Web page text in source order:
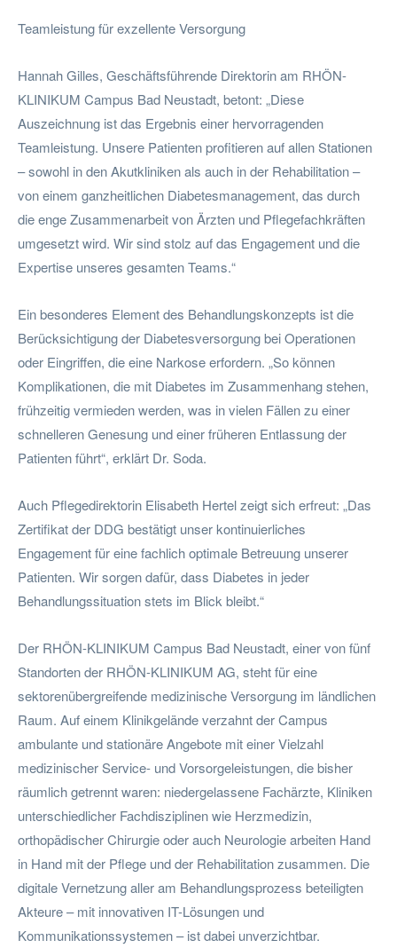
Teamleistung für exzellente Versorgung
Hannah Gilles, Geschäftsführende Direktorin am RHÖN-
KLINIKUM Campus Bad Neustadt, betont: „Diese
Auszeichnung ist das Ergebnis einer hervorragenden
Teamleistung. Unsere Patienten profitieren auf allen Stationen
– sowohl in den Akutkliniken als auch in der Rehabilitation –
von einem ganzheitlichen Diabetesmanagement, das durch
die enge Zusammenarbeit von Ärzten und Pflegefachkräften
umgesetzt wird. Wir sind stolz auf das Engagement und die
Expertise unseres gesamten Teams.“
Ein besonderes Element des Behandlungskonzepts ist die
Berücksichtigung der Diabetesversorgung bei Operationen
oder Eingriffen, die eine Narkose erfordern. „So können
Komplikationen, die mit Diabetes im Zusammenhang stehen,
frühzeitig vermieden werden, was in vielen Fällen zu einer
schnelleren Genesung und einer früheren Entlassung der
Patienten führt“, erklärt Dr. Soda.
Auch Pflegedirektorin Elisabeth Hertel zeigt sich erfreut: „Das
Zertifikat der DDG bestätigt unser kontinuierliches
Engagement für eine fachlich optimale Betreuung unserer
Patienten. Wir sorgen dafür, dass Diabetes in jeder
Behandlungssituation stets im Blick bleibt.“
Der RHÖN-KLINIKUM Campus Bad Neustadt, einer von fünf
Standorten der RHÖN-KLINIKUM AG, steht für eine
sektorenübergreifende medizinische Versorgung im ländlichen
Raum. Auf einem Klinikgelände verzahnt der Campus
ambulante und stationäre Angebote mit einer Vielzahl
medizinischer Service- und Vorsorgeleistungen, die bisher
räumlich getrennt waren: niedergelassene Fachärzte, Kliniken
unterschiedlicher Fachdisziplinen wie Herzmedizin,
orthopädischer Chirurgie oder auch Neurologie arbeiten Hand
in Hand mit der Pflege und der Rehabilitation zusammen. Die
digitale Vernetzung aller am Behandlungsprozess beteiligten
Akteure – mit innovativen IT-Lösungen und
Kommunikationssystemen – ist dabei unverzichtbar.